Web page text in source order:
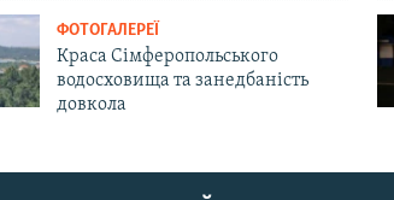
ФОТОГАЛЕРЕЇ
Краса Сімферопольського
водосховища та занедбаність
довкола